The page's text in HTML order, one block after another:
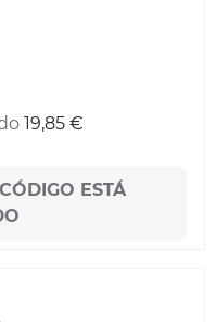
19,85 €
ESTÁ